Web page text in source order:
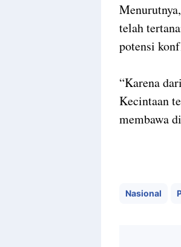
telah
potensi
“Karena
Kecintaan
membawa
Nasional